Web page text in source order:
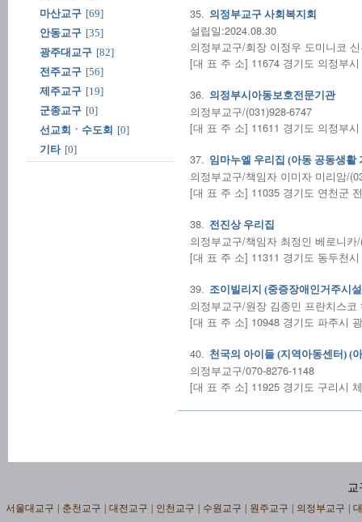
마산교구 [69]
안동교구 [35]
광주대교구 [82]
전주교구 [56]
제주교구 [19]
군종교구 [0]
선교회ㆍ수도회 [0]
기타 [0]
35. 의정부교구 사회복지회
설립일:2024.08.30
의정부교구/회장 이정우 도미니코
[대 표 주 소] 11674 경기도 의정부
36. 의정부시아동보호전문기관
의정부교구/(031)928-6747
[대 표 주 소] 11611 경기도 의정부
37. 임마누엘 우리집 (아동 공동생활
의정부교구/책임자 이미자 미리암/
[대 표 주 소] 11035 경기도 연천군
38. 전진상 우리집
의정부교구/책임자 최정인 베로니카
[대 표 주 소] 11311 경기도 동두천
39. 조이빌리지 (중증장애인거주시
의정부교구/원장 김종민 프란치스코
[대 표 주 소] 10948 경기도 파주시
40. 천국의 아이들 (지역아동센터) (
의정부교구/070-8276-1148
[대 표 주 소] 11925 경기도 구리시
교
서울대교구 춘천교구 대전교구 인천교구 수원교구 원주교구 의정부교구